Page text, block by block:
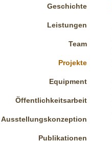
Geschichte
Leistungen
Team
Projekte
Equipment
Öffentlichkeitsarbeit
Ausstellungskonzeption
Publikationen